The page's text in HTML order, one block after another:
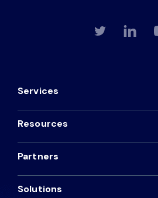
Services
Resources
Partners
Solutions